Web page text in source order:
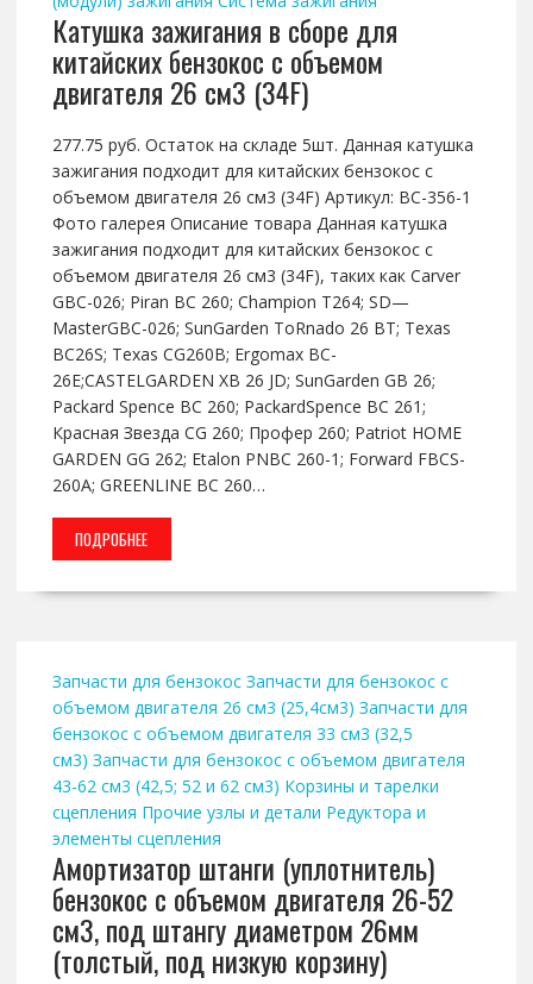
Катушка зажигания в сборе для
китайских бензокос с объемом
двигателя 26 см3 (34F)
277.75 руб. Остаток на складе 5шт. Данная катушка
зажигания подходит для китайских бензокос с
объемом двигателя 26 см3 (34F) Артикул: BC-356-1
Фото галерея Описание товара Данная катушка
зажигания подходит для китайских бензокос с
объемом двигателя 26 см3 (34F), таких как Carver
GBC-026; Piran BC 260; Champion T264; SD—
MasterGBC-026; SunGarden ToRnado 26 BT; Texas
BC26S; Texas CG260B; Ergomax BC-
26E;CASTELGARDEN XB 26 JD; SunGarden GB 26;
Packard Spence BC 260; PackardSpence BC 261;
Красная Звезда CG 260; Профер 260; Patriot HOME
GARDEN GG 262; Etalon PNBC 260-1; Forward FBCS-
260A; GREENLINE BC 260…
ПОДРОБНЕЕ
Запчасти для бензокос Запчасти для бензокос с
объемом двигателя 26 см3 (25,4см3) Запчасти для
бензокос с объемом двигателя 33 см3 (32,5
см3) Запчасти для бензокос с объемом двигателя
43-62 см3 (42,5; 52 и 62 см3) Корзины и тарелки
сцепления Прочие узлы и детали Редуктора и
элементы сцепления
Амортизатор штанги (уплотнитель)
бензокос с объемом двигателя 26-52
см3, под штангу диаметром 26мм
(толстый, под низкую корзину)